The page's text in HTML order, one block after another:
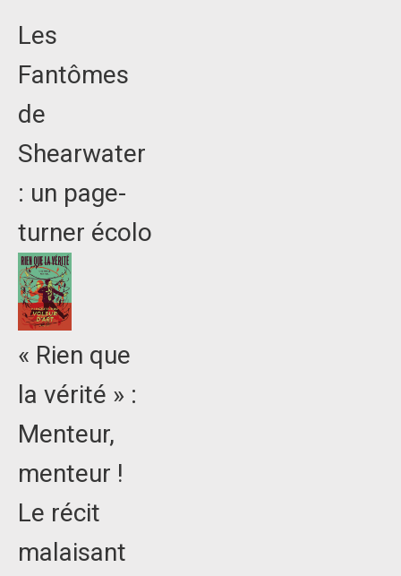
Les
Fantômes
de
Shearwater
: un page-
turner écolo
« Rien que
la vérité » :
Menteur,
menteur !
Le récit
malaisant